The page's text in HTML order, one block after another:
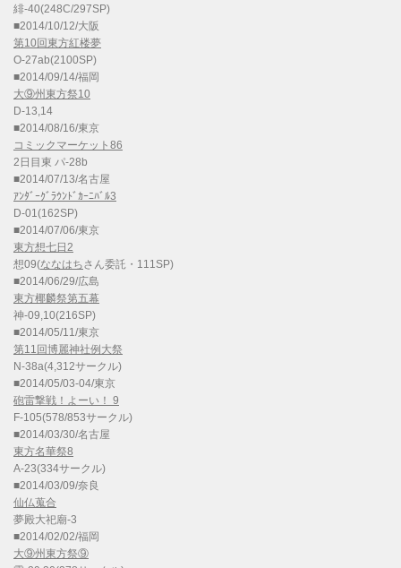
緋-40(248C/297SP)
■2014/10/12/大阪
第10回東方紅楼夢
O-27ab(2100SP)
■2014/09/14/福岡
大⑨州東方祭10
D-13,14
■2014/08/16/東京
コミックマーケット86
2日目東 パ-28b
■2014/07/13/名古屋
ｱﾝﾀﾞｰｸﾞﾗｳﾝﾄﾞｶｰﾆﾊﾞﾙ3
D-01(162SP)
■2014/07/06/東京
東方想七日2
想09(ななはちさん委託・111SP)
■2014/06/29/広島
東方椰麟祭第五幕
神-09,10(216SP)
■2014/05/11/東京
第11回博麗神社例大祭
N-38a(4,312サークル)
■2014/05/03-04/東京
砲雷撃戦！よーい！ 9
F-105(578/853サークル)
■2014/03/30/名古屋
東方名華祭8
A-23(334サークル)
■2014/03/09/奈良
仙仏蒐合
夢殿大祀廟-3
■2014/02/02/福岡
大⑨州東方祭⑨